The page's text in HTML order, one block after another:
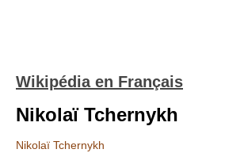
Wikipédia en Français
Nikolaï Tchernykh
Nikolaï Tchernykh